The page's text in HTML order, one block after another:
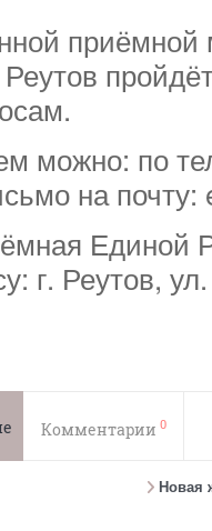
приёмной
можно: по
на почту:
Единой
г. Реутов,
Комментарии 0
Новая